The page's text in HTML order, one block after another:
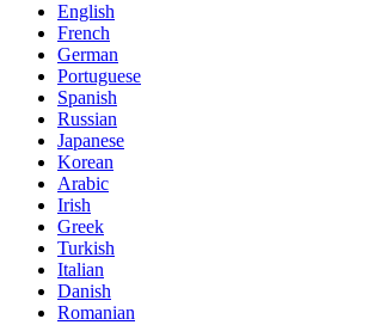
English
French
German
Portuguese
Spanish
Russian
Japanese
Korean
Arabic
Irish
Greek
Turkish
Italian
Danish
Romanian